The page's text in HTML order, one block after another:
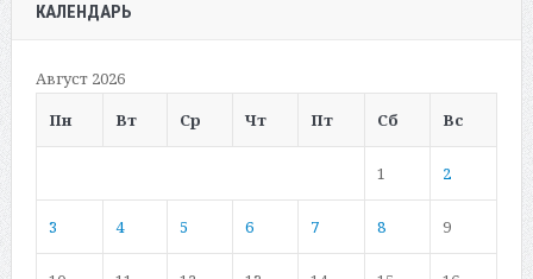
КАЛЕНДАРЬ
Август 2026
Пн
Вт Ср Чт Пт Сб Вс
1 2
3 4 5 6 7 8 9